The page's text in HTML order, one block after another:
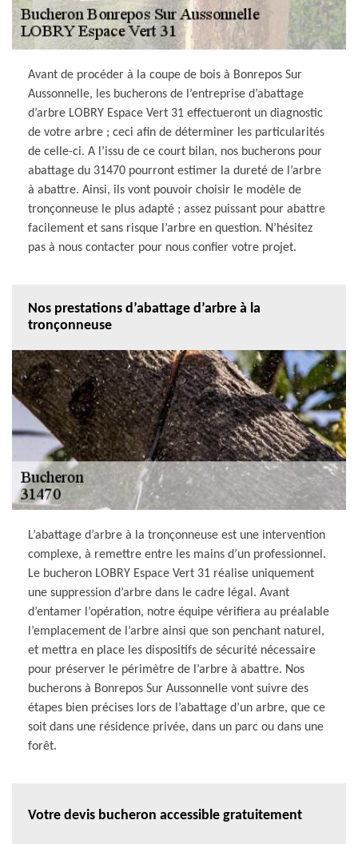
Avant de procéder à la coupe de bois à Bonrepos Sur
Aussonnelle, les bucherons de l’entreprise d’abattage
d’arbre LOBRY Espace Vert 31 effectueront un diagnostic
de votre arbre ; ceci afin de déterminer les particularités
de celle-ci. A l’issu de ce court bilan, nos bucherons pour
abattage du 31470 pourront estimer la dureté de l’arbre
à abattre. Ainsi, ils vont pouvoir choisir le modèle de
tronçonneuse le plus adapté ; assez puissant pour abattre
facilement et sans risque l’arbre en question. N’hésitez
pas à nous contacter pour nous confier votre projet.
Nos prestations d’abattage d’arbre à la
tronçonneuse
L’abattage d’arbre à la tronçonneuse est une intervention
complexe, à remettre entre les mains d’un professionnel.
Le bucheron LOBRY Espace Vert 31 réalise uniquement
une suppression d’arbre dans le cadre légal. Avant
d’entamer l’opération, notre équipe vérifiera au préalable
l’emplacement de l’arbre ainsi que son penchant naturel,
et mettra en place les dispositifs de sécurité nécessaire
pour préserver le périmètre de l’arbre à abattre. Nos
bucherons à Bonrepos Sur Aussonnelle vont suivre des
étapes bien précises lors de l’abattage d’un arbre, que ce
soit dans une résidence privée, dans un parc ou dans une
forêt.
Votre devis bucheron accessible gratuitement